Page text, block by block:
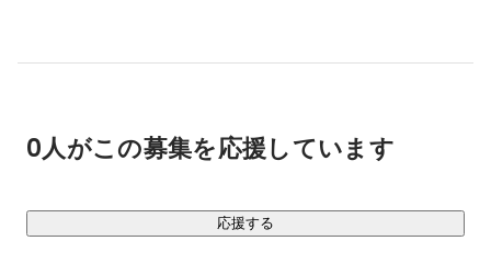
◆VALUE◆
普通じゃ物足りない、常に「参った」を実現せよ
・For Team
0人がこの募集を応援しています
応援する